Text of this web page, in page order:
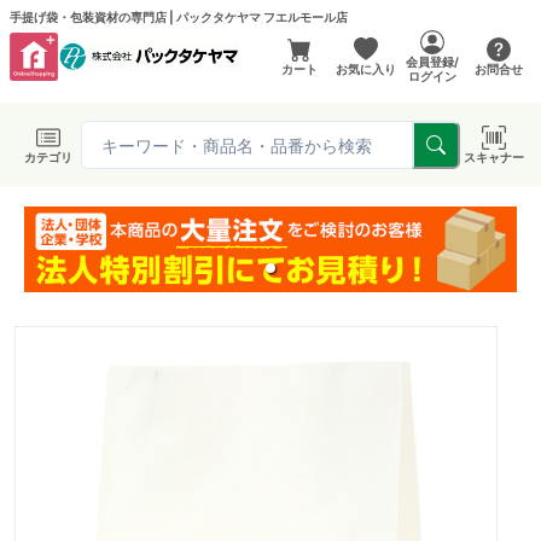
手提げ袋・包装資材の専門店 | パックタケヤマ フエルモール店
カート お気に入り
会員登録/
ログイン
お問合せ
カテゴリ スキャナー